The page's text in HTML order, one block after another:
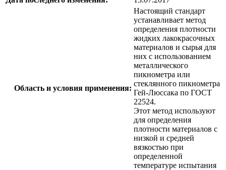
Область и условия применения:
Настоящий стандарт
устанавливает метод
определения плотности
жидких лакокрасочных
материалов и сырья для
них с использованием
металлического
пикнометра или
стеклянного пикнометра
Гей-Люссака по ГОСТ
22524.
Этот метод используют
для определения
плотности материалов с
низкой и средней
вязкостью при
определенной
температуре испытания